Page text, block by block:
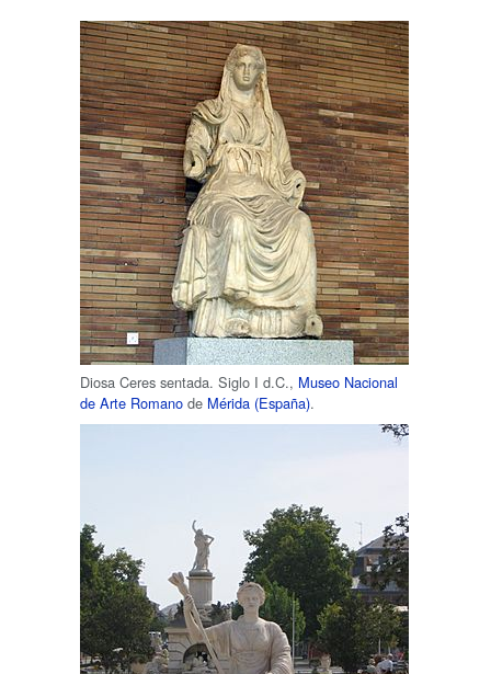
Diosa Ceres sentada. Siglo I d.C., Museo Nacional
de Arte Romano de Mérida (España).